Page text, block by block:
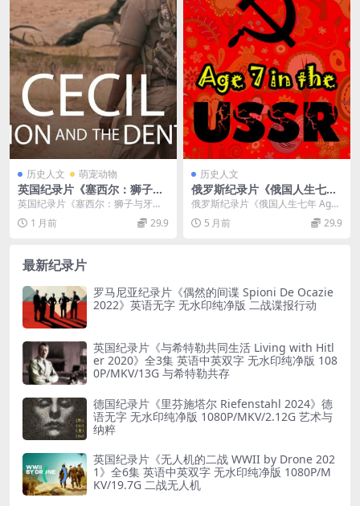
历史人文 萌宠动物
英国纪录片《塞西尔：狮子与
牙医 Cecil: The Lion and the
Dentist 2026》英语中英双字
无水印纯净版 1080P/MKV/1.
英国纪录片《塞西尔：狮子与牙医
Cecil: The Lion and the ...
1 月前 29.9
历史人文
俄罗斯纪录片《俄国人生七年
Age 7 in the USSR 1991》第
1季全12集 俄语中字 1080P/A
VI/4.54G 人生七年纪录片下载
俄罗斯纪录片《俄国人生七年 Age
7 in the USSR 1991》第 1...
5 月前 29.9
最新纪录片
罗马尼亚纪录片《偶然的间谍 Spioni De Ocazie
2022》英语无字 无水印纯净版 二战谍报行动
英国纪录片《与希特勒共同生活 Living with Hitl
er 2020》全3集 英语中英双字 无水印纯净版 108
0P/MKV/13G 与希特勒共存
德国纪录片《里芬施塔尔 Riefenstahl 2024》德
语无字 无水印纯净版 1080P/MKV/2.12G 艺术与
纳粹
英国纪录片《无人机的二战 WWII by Drone 202
1》全6集 英语中英双字 无水印纯净版 1080P/M
KV/19.7G 二战无人机